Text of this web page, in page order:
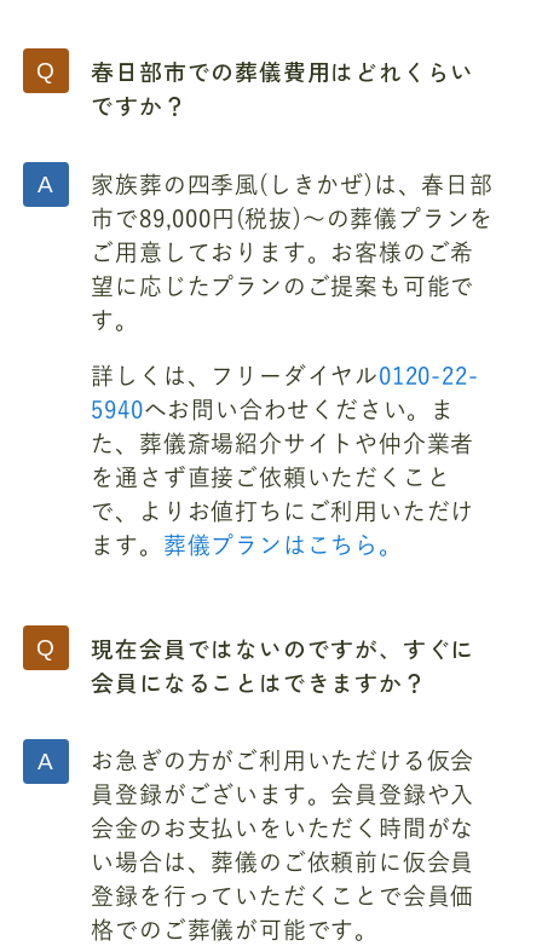
春日部市での葬儀費用はどれくらい
ですか？
家族葬の四季風(しきかぜ)は、春日部
市で89,000円(税抜)～の葬儀プランを
ご用意しております。お客様のご希
望に応じたプランのご提案も可能で
す。
詳しくは、フリーダイヤル0120-22-
5940へお問い合わせください。ま
た、葬儀斎場紹介サイトや仲介業者
を通さず直接ご依頼いただくこと
で、よりお値打ちにご利用いただけ
ます。 葬儀プランはこちら。
現在会員ではないのですが、すぐに
会員になることはできますか？
お急ぎの方がご利用いただける仮会
員登録がございます。会員登録や入
会金のお支払いをいただく時間がな
い場合は、葬儀のご依頼前に仮会員
登録を行っていただくことで会員価
格でのご葬儀が可能です。